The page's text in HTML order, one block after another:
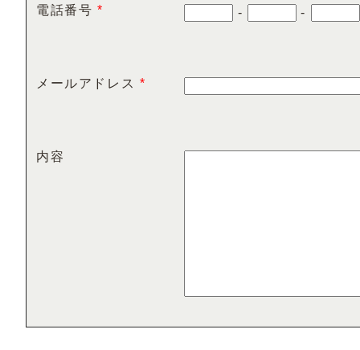
電話番号 * - -
メールアドレス *
内容